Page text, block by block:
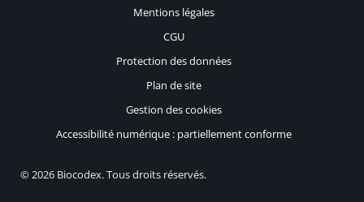
© 2026 Biocodex. Tous droits réservés.
Mentions légales
CGU
Protection des données
Plan de site
Gestion des cookies
Accessibilité numérique : partiellement conforme